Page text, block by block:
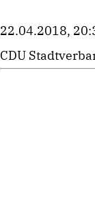
22.04.2018,
CDU